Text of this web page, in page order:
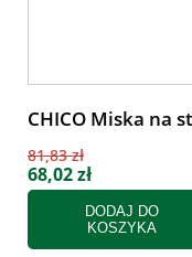
CHICO Miska na
81,83 zł
68,02 zł
DODAJ DO
KOSZYKA